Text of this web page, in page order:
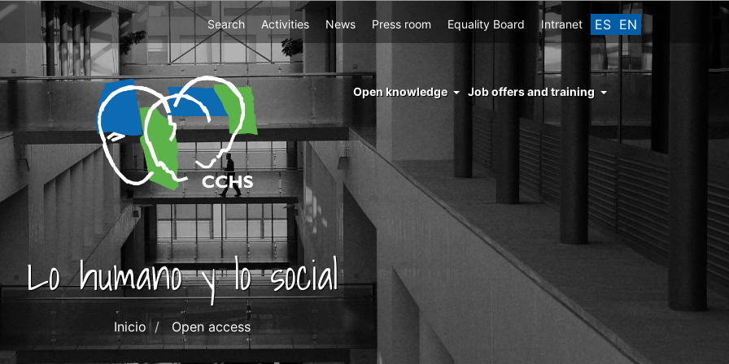
ES EN
Top
Menu
Search Activities News Press room Equality Board Intranet
menu
cchs
conocimiento
abierto
Open knowledge Job offers and training
Lo humano y lo social
Inicio Open access